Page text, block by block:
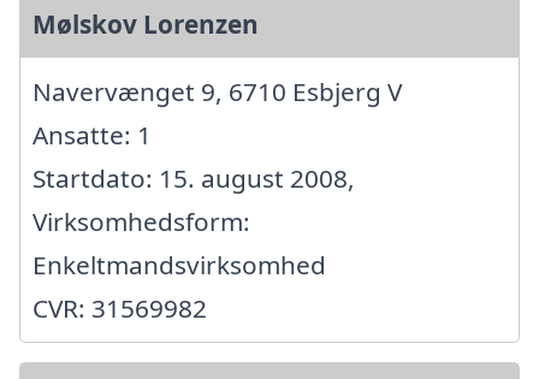
Mølskov Lorenzen
Navervænget 9, 6710 Esbjerg V
Ansatte: 1
Startdato: 15. august 2008,
Virksomhedsform:
Enkeltmandsvirksomhed
CVR: 31569982